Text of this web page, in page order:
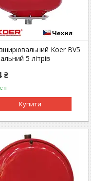
Koer BV5
5 літрів
₴
Купити